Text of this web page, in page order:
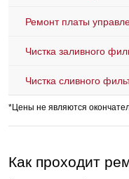
Ремонт платы
Чистка заливного
Чистка сливного
*Цены не являются
Как проходит